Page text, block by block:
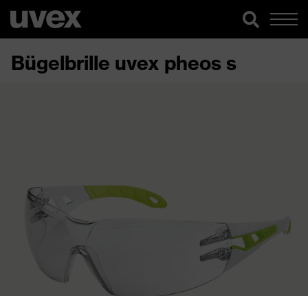
Bügelbrille uvex pheos s